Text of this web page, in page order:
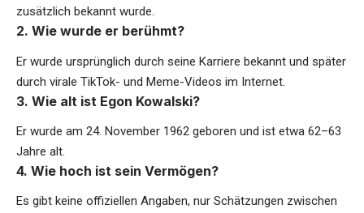
zusätzlich bekannt wurde.
2. Wie wurde er berühmt?
Er wurde ursprünglich durch seine Karriere bekannt und später
durch virale TikTok- und Meme-Videos im Internet.
3. Wie alt ist Egon Kowalski?
Er wurde am 24. November 1962 geboren und ist etwa 62–63
Jahre alt.
4. Wie hoch ist sein Vermögen?
Es gibt keine offiziellen Angaben, nur Schätzungen zwischen